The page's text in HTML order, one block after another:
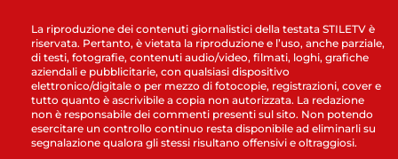
La riproduzione dei contenuti giornalistici della testata STILETV è
riservata. Pertanto, è vietata la riproduzione e l’uso, anche parziale,
di testi, fotografie, contenuti audio/video, filmati, loghi, grafiche
aziendali e pubblicitarie, con qualsiasi dispositivo
elettronico/digitale o per mezzo di fotocopie, registrazioni, cover e
tutto quanto è ascrivibile a copia non autorizzata. La redazione
non è responsabile dei commenti presenti sul sito. Non potendo
esercitare un controllo continuo resta disponibile ad eliminarli su
segnalazione qualora gli stessi risultano offensivi e oltraggiosi.